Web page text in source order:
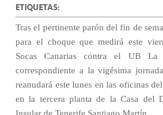
ETIQUETAS:
Tras el pertinente parón del fin de
para el choque que medirá este
Socas Canarias contra el UB La
correspondiente a la vigésima
reanudará este lunes en las oficinas
en la tercera planta de la Casa del